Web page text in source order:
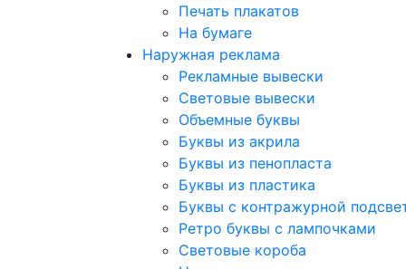
Печать плакатов
На бумаге
Наружная реклама
Рекламные вывески
Световые вывески
Объемные буквы
Буквы из акрила
Буквы из пенопласта
Буквы из пластика
Буквы с контражурной
Ретро буквы с лампочками
Световые короба